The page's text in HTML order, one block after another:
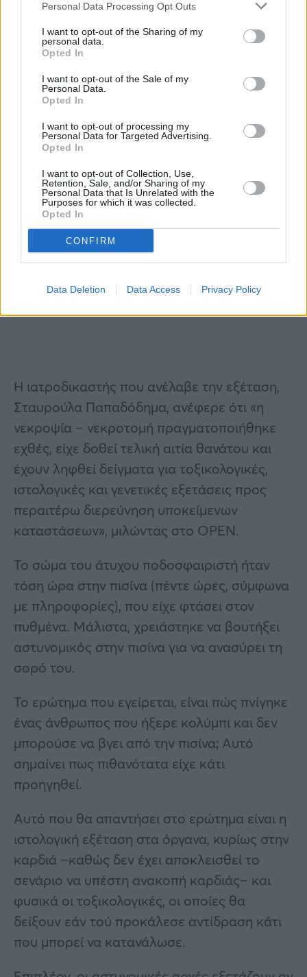
Personal Data Processing Opt Outs
I want to opt-out of the Sharing of my
personal data.
Opted In
I want to opt-out of the Sale of my
Personal Data.
Opted In
I want to opt-out of processing my
Personal Data for Targeted Advertising.
Opted In
I want to opt-out of Collection, Use,
Retention, Sale, and/or Sharing of my
Personal Data that Is Unrelated with the
Purposes for which it was collected.
Opted In
CONFIRM
Data Deletion Data Access Privacy Policy
Η ιατροδικαστής που ανέλαβε την εξέταση,
Σταυρούλα Παπαδόδημα, ανέφερε ότι «η
νεκροψία – νεκροτομή πραγματοποιήθηκε
εχθές, είχε δοθεί τελική αιτία θανάτου και
έχουν ληφθεί δείγματα για τοξικολογικές,
ιστολογικές και γενετικές εξετάσεις προς
περαιτέρω διερεύνηση υποκείμενων
καταστάσεων», μιλώντας στο OPEN.
Το σώμα του άτυχου ποδοσφαιριστή ήταν
τόση ώρα στην πισίνα (πέντε ώρες, σύμφωνα
με πληροφορίες), που είχε φτάσει στον
πυθμένα. Μάλιστα, χρειάστηκε να βουτήξει
αστυνομικός στην πισίνα για να ανασύρει τη
σορό του.
Το ερώτημα που εγείρεται, είναι πώς πνίγηκε
ένας άνθρωπος που ήξερε κολύμπι και δεν
μπορούσε να βγει από την πισίνα; Αυτό
σημαίνει πως πιθανότατα είχε κάτι
προηγηθεί.
Αυτό που θα απαντήσει στο ερώτημα είναι η
ιστολογική εξέταση στα όργανα, κυρίως στην
καρδιά –καθώς δεν έχει αποκλεισθεί το
σενάριο να υπέστη ανακοπή καρδιάς– και
φυσικά οι τοξικολογικές, οι οποίες θα
δείξουν εάν τού προκάλεσε αντίδραση κάτι
που μπορεί να κατανάλωσε.